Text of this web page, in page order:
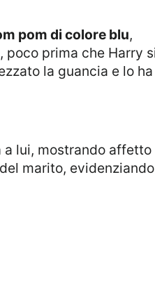
pom di colore blu,
poco prima che Harry
la guancia e lo ha
marito, evidenziando